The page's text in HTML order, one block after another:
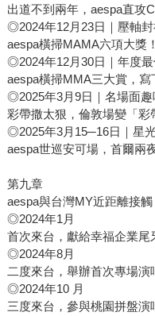
出道不到兩年，aespa直攻
◎2024年12月23日｜壓軸封
aespa橫掃MAMA六項大獎！
◎2024年12月30日｜年度
aespa橫掃MMA三大賞，寫
◎2025年3月9日｜名場面趣
彩帶撒太狠，倫敦場變「彩
◎2025年3月15─16日｜星
aespa世巡安可場，首爾兩
第九章
aespa與台灣MY近距離接
◎2024年1月
首次來台，獻給幸福企業尾
◎2024年8月
二度來台，舉辦首次專場演
◎2024年10 月
三度來台，參與桃園拼盤演